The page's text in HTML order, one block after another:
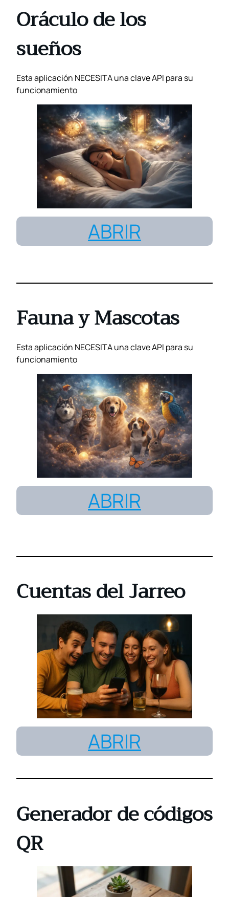
Oráculo de los
sueños
Esta aplicación NECESITA una clave API para su
funcionamiento
ABRIR
Fauna y Mascotas
Esta aplicación NECESITA una clave API para su
funcionamiento
ABRIR
Cuentas del Jarreo
ABRIR
Generador de códigos
QR